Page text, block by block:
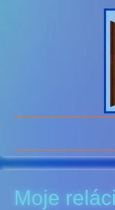
Moje